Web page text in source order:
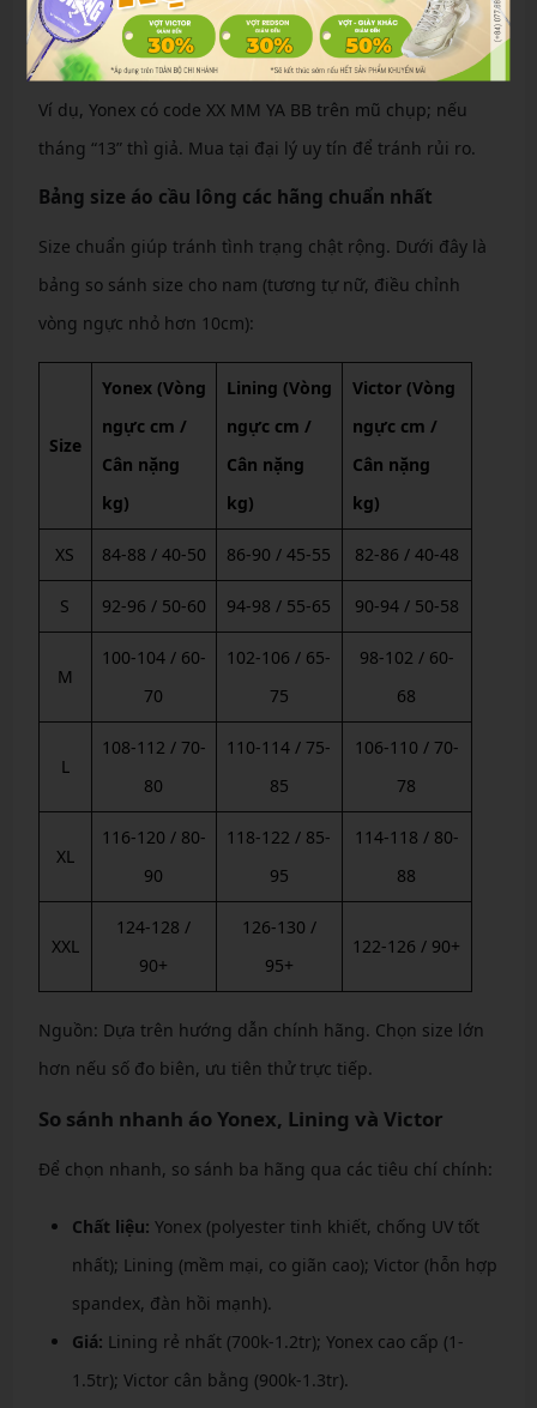
Mùi và cảm giác:Áo thật mềm mại, không mùi hóa
chất.
Ví dụ, Yonex có code XX MM YA BB trên mũ chụp; nếu
tháng “13” thì giả. Mua tại đại lý uy tín để tránh rủi ro.
Bảng size áo cầu lông các hãng chuẩn nhất
Size chuẩn giúp tránh tình trạng chật rộng. Dưới đây là
bảng so sánh size cho nam (tương tự nữ, điều chỉnh
vòng ngực nhỏ hơn 10cm):
Size
Yonex (Vòng
ngực cm /
Cân nặng
kg)
Lining (Vòng
ngực cm /
Cân nặng
kg)
Victor (Vòng
ngực cm /
Cân nặng
kg)
XS 84-88 / 40-50 86-90 / 45-55 82-86 / 40-48
S 92-96 / 50-60 94-98 / 55-65 90-94 / 50-58
M
100-104 / 60-
70
102-106 / 65-
75
98-102 / 60-
68
L
108-112 / 70-
80
110-114 / 75-
85
106-110 / 70-
78
XL
116-120 / 80-
90
118-122 / 85-
95
114-118 / 80-
88
XXL
124-128 /
90+
126-130 /
95+
122-126 / 90+
Nguồn: Dựa trên hướng dẫn chính hãng. Chọn size lớn
hơn nếu số đo biên, ưu tiên thử trực tiếp.
So sánh nhanh áo Yonex, Lining và Victor
Để chọn nhanh, so sánh ba hãng qua các tiêu chí chính:
Chất liệu: Yonex (polyester tinh khiết, chống UV tốt
nhất); Lining (mềm mại, co giãn cao); Victor (hỗn hợp
spandex, đàn hồi mạnh).
Giá: Lining rẻ nhất (700k-1.2tr); Yonex cao cấp (1-
1.5tr); Victor cân bằng (900k-1.3tr).